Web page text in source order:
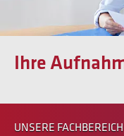
Ihre
UNSERE